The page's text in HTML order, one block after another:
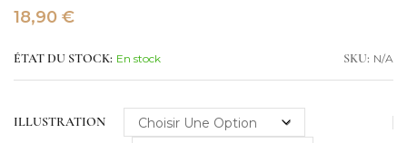
18,90 €
ÉTAT DU STOCK: En stock SKU: N/A
ILLUSTRATION